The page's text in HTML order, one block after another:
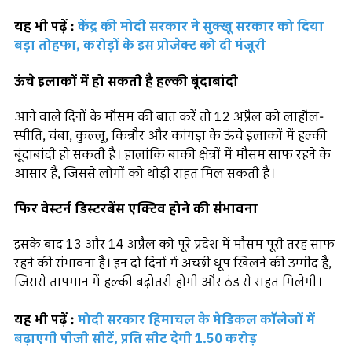
यह भी पढ़ें : केंद्र की मोदी सरकार ने सुक्खू सरकार को दिया
बड़ा तोहफा, करोड़ों के इस प्रोजेक्ट को दी मंजूरी
ऊंचे इलाकों में हो सकती है हल्की बूंदाबांदी
आने वाले दिनों के मौसम की बात करें तो 12 अप्रैल को लाहौल-
स्पीति, चंबा, कुल्लू, किन्नौर और कांगड़ा के ऊंचे इलाकों में हल्की
बूंदाबांदी हो सकती है। हालांकि बाकी क्षेत्रों में मौसम साफ रहने के
आसार हैं, जिससे लोगों को थोड़ी राहत मिल सकती है।
फिर वेस्टर्न डिस्टरबेंस एक्टिव होने की संभावना
इसके बाद 13 और 14 अप्रैल को पूरे प्रदेश में मौसम पूरी तरह साफ
रहने की संभावना है। इन दो दिनों में अच्छी धूप खिलने की उम्मीद है,
जिससे तापमान में हल्की बढ़ोतरी होगी और ठंड से राहत मिलेगी।
यह भी पढ़ें : मोदी सरकार हिमाचल के मेडिकल कॉलेजों में
बढ़ाएगी पीजी सीटें, प्रति सीट देगी 1.50 करोड़